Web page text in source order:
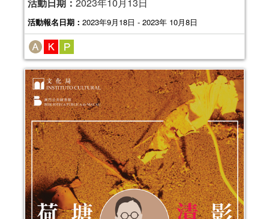
活動報名日期： 2023年9月18日 - 2023年 10月8日